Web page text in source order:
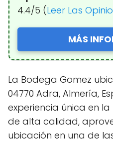
4.4/5 (Leer Las
MÁS
La Bodega Gomez
04770 Adra, Almería,
experiencia única en
de alta calidad,
ubicación en una de